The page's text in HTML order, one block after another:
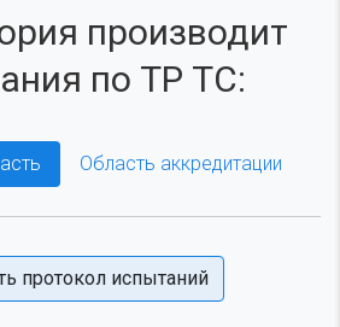
производит
по ТР ТС:
Область аккредитации
протокол испытаний